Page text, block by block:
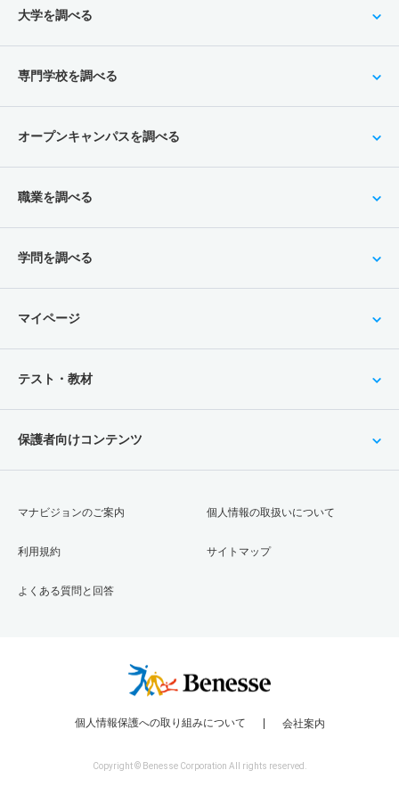
大学を調べる
専門学校を調べる
オープンキャンパスを調べる
職業を調べる
学問を調べる
マイページ
テスト・教材
保護者向けコンテンツ
マナビジョンのご案内
利用規約
よくある質問と回答
個人情報の取扱いについて
サイトマップ
個人情報保護への取り組みについて 会社案内
Copyright © Benesse Corporation All rights reserved.